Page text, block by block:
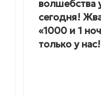
волшебства
сегодня!
«1000 и 1
только у нас!